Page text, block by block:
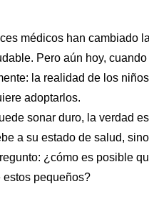
médicos han cambiado
Pero aún hoy,
la realidad de los
adoptarlos.
sonar duro, la verdad
a su estado de salud,
¿cómo es posible
estos pequeños?